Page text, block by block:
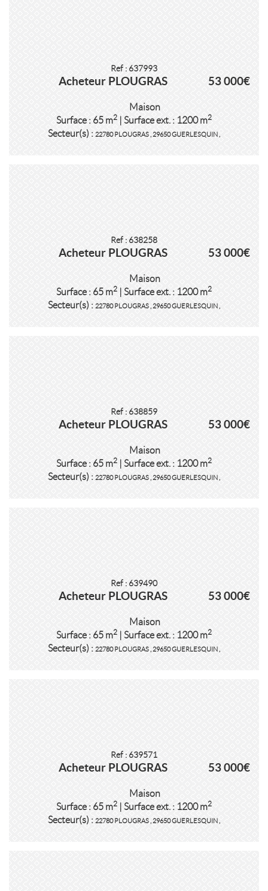
Ref : 637993
Acheteur PLOUGRAS 53 000€
Maison
Surface : 65 m2| Surface ext. : 1200 m2
Secteur(s) :22780 PLOUGRAS,29650 GUERLESQUIN,
Ref : 638258
Acheteur PLOUGRAS 53 000€
Maison
Surface : 65 m2| Surface ext. : 1200 m2
Secteur(s) :22780 PLOUGRAS,29650 GUERLESQUIN,
Ref : 638859
Acheteur PLOUGRAS 53 000€
Maison
Surface : 65 m2| Surface ext. : 1200 m2
Secteur(s) :22780 PLOUGRAS,29650 GUERLESQUIN,
Ref : 639490
Acheteur PLOUGRAS 53 000€
Maison
Surface : 65 m2| Surface ext. : 1200 m2
Secteur(s) :22780 PLOUGRAS,29650 GUERLESQUIN,
Ref : 639571
Acheteur PLOUGRAS 53 000€
Maison
Surface : 65 m2| Surface ext. : 1200 m2
Secteur(s) :22780 PLOUGRAS,29650 GUERLESQUIN,